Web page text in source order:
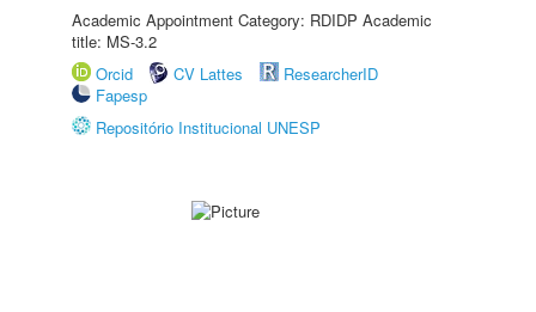
Academic Appointment Category: RDIDP Academic
title: MS-3.2
Orcid
CV Lattes
ResearcherID
Fapesp
Repositório Institucional UNESP